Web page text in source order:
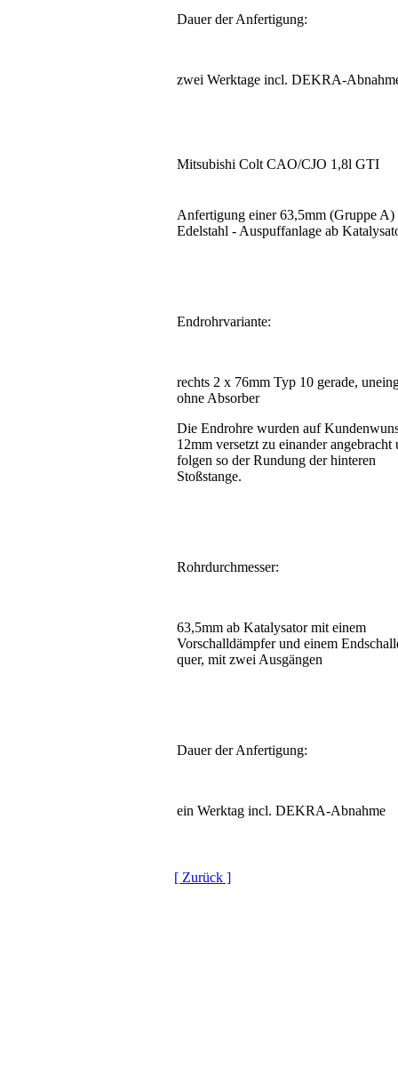
Dauer der Anfertigung:
zwei Werktage incl. DEKRA-
Mitsubishi Colt CAO/CJO 1,8l GTI
Anfertigung einer 63,5mm (Gruppe A)
Edelstahl - Auspuffanlage ab
Endrohrvariante:
rechts 2 x 76mm Typ 10 gerade,
ohne Absorber
Die Endrohre wurden auf
12mm versetzt zu einander angebracht
folgen so der Rundung der hinteren
Stoßstange.
Rohrdurchmesser:
63,5mm ab Katalysator mit einem
Vorschalldämpfer und einem
quer, mit zwei Ausgängen
Dauer der Anfertigung:
ein Werktag incl. DEKRA-Abnahme
[ Zurück ]